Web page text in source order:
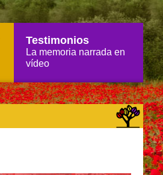
Testimonios
La memoria narrada en
vídeo